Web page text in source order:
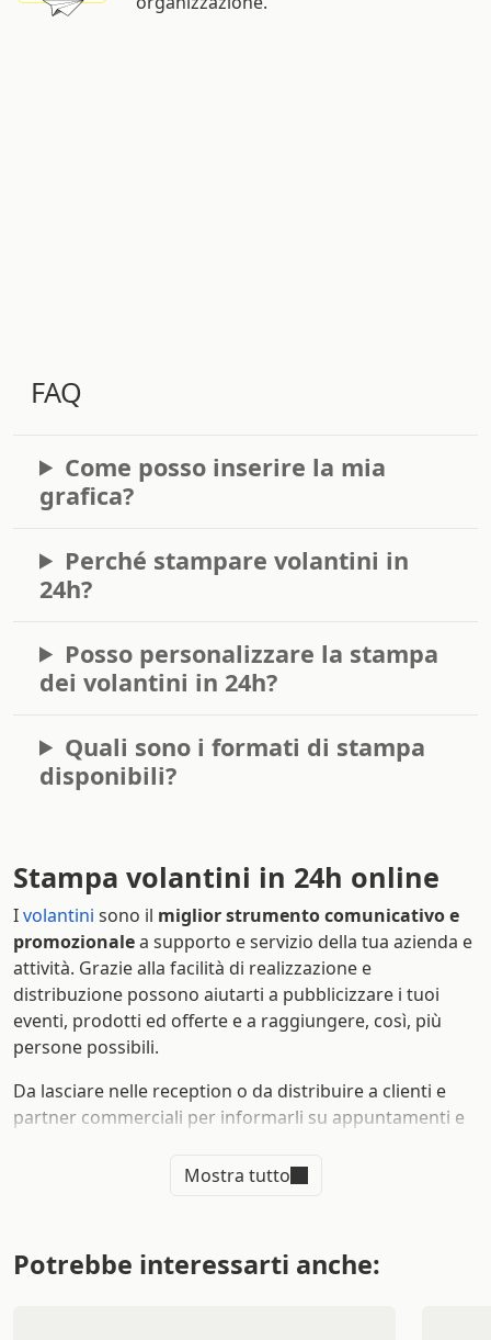
FAQ
Come posso inserire la mia
grafica?
Perché stampare volantini in
24h?
Posso personalizzare la stampa
dei volantini in 24h?
Quali sono i formati di stampa
disponibili?
Stampa volantini in 24h online
Ivolantini sono il miglior strumento comunicativo e
promozionalea supporto e servizio della tua azienda e
attività. Grazie alla facilità di realizzazione e
distribuzione possono aiutarti a pubblicizzare i tuoi
eventi, prodotti ed offerte e a raggiungere, così, più
persone possibili.
Da lasciare nelle reception o da distribuire a clienti e
partner commerciali per informarli su appuntamenti e
commerciali delle aziende per presentare in modo più
supporta la tua comunicazione e ti accompagna lungo
un percorso promozionale in grado di faraccrescere la
Mostra tutto
Potrebbe interessarti anche: